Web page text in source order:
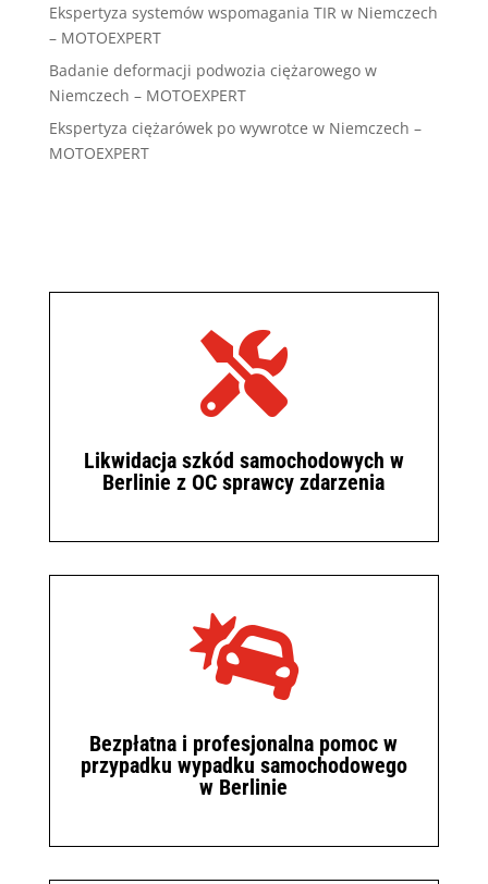
Ekspertyza systemów wspomagania TIR w Niemczech
– MOTOEXPERT
Badanie deformacji podwozia ciężarowego w
Niemczech – MOTOEXPERT
Ekspertyza ciężarówek po wywrotce w Niemczech –
MOTOEXPERT

Likwidacja szkód samochodowych w
Berlinie z OC sprawcy zdarzenia

Bezpłatna i profesjonalna pomoc w
przypadku wypadku samochodowego
w Berlinie